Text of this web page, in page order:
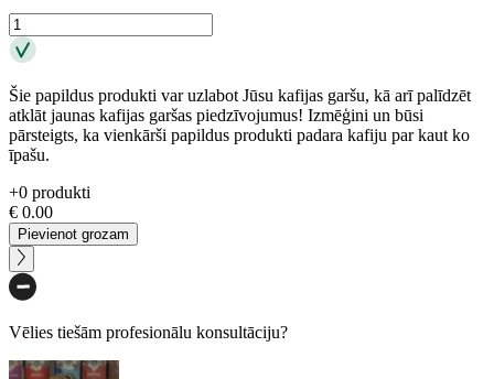
Šie papildus produkti var uzlabot Jūsu kafijas garšu, kā arī palīdzēt
atklāt jaunas kafijas garšas piedzīvojumus! Izmēģini un būsi
pārsteigts, ka vienkārši papildus produkti padara kafiju par kaut ko
īpašu.
+0 produkti
€ 0.00
Pievienot grozam
Vēlies tiešām profesionālu konsultāciju?